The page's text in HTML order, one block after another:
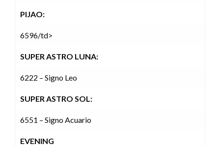
PIJAO:
6596/td>
SUPER ASTRO LUNA:
6222 – Signo Leo
SUPER ASTRO SOL:
6551 – Signo Acuario
EVENING